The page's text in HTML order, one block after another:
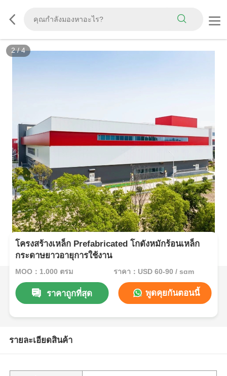
2/4
โครงสร้างเหล็ก Prefabricated โกดังหมักร้อนเหล็ก
กระดาษยาวอายุการใช้งาน
MOQ：1,000 ตรม ราคา：USD 60-90 / sqm
ราคาถูกที่สุด พูดคุยกันตอนนี้
รายละเอียดสินค้า